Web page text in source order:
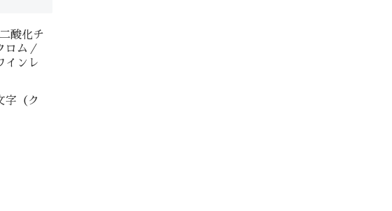
酸化チ
ロム／
インレ
字（ク